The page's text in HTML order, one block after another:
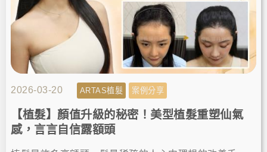
2026-03-20 ARTAS植髮 案例分享
【植髮】顏值升級的秘密！美型植髮重塑仙氣
感，言言自信露額頭